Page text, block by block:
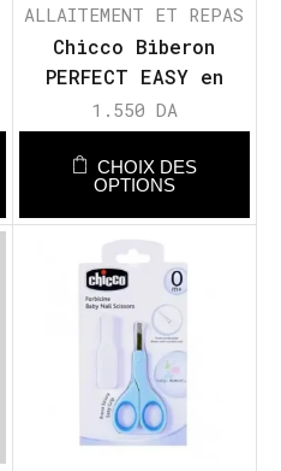
ALLAITEMENT ET REPAS
Chicco Biberon
PERFECT EASY en
Polypropylène 330
ml – Flux Moyen
1.550 DA
CHOIX DES
OPTIONS